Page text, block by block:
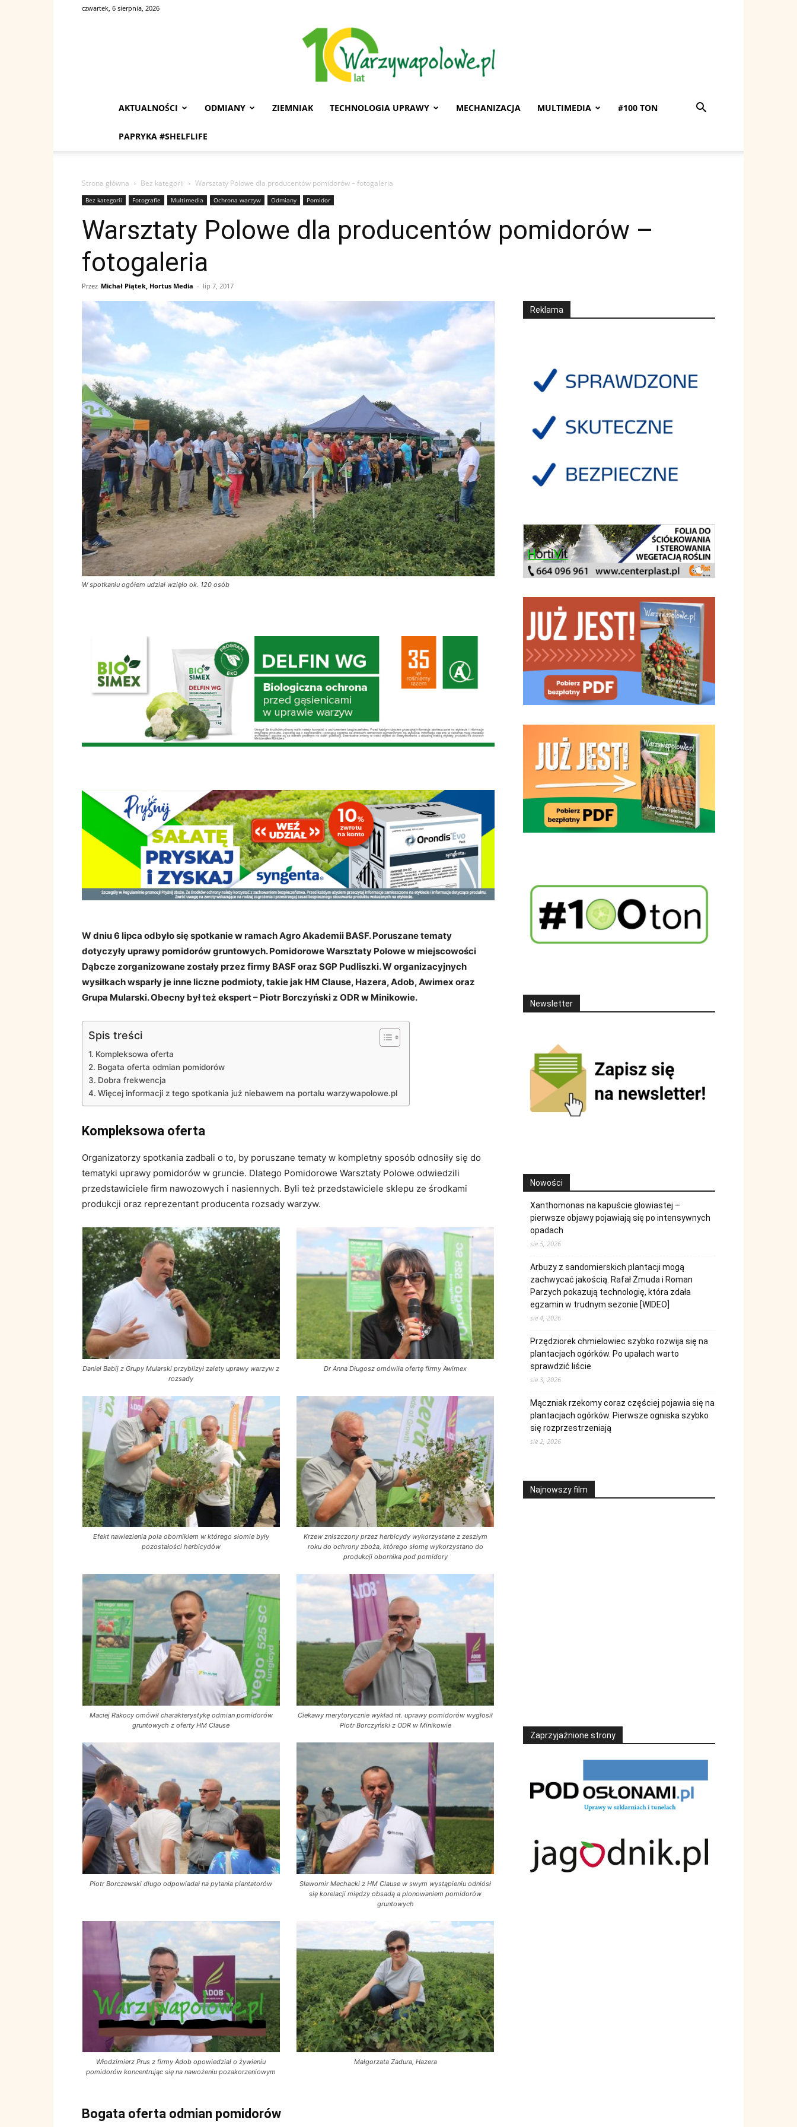
czwartek, 6 sierpnia, 2026
AKTUALNOŚCI ODMIANY ZIEMNIAK TECHNOLOGIA UPRAWY MECHANIZACJA MULTIMEDIA #100 TON
PAPRYKA #SHELFLIFE
Strona główna Bez kategorii Warsztaty Polowe dla producentów pomidorów – fotogaleria
Bez kategorii Fotografie Multimedia Ochrona warzyw Odmiany Pomidor
Warsztaty Polowe dla producentów pomidorów –
fotogaleria
Przez Michał Piątek, Hortus Media - lip 7, 2017
W spotkaniu ogółem udział wzięło ok. 120 osób
W dniu 6 lipca odbyło się spotkanie w ramach Agro Akademii BASF. Poruszane tematy
dotyczyły uprawy pomidorów gruntowych. Pomidorowe Warsztaty Polowe w miejscowości
Dąbcze zorganizowane zostały przez firmy BASF oraz SGP Pudliszki. W organizacyjnych
wysiłkach wsparły je inne liczne podmioty, takie jak HM Clause, Hazera, Adob, Awimex oraz
Grupa Mularski. Obecny był też ekspert – Piotr Borczyński z ODR w Minikowie.
Spis treści
Kompleksowa oferta
Bogata oferta odmian pomidorów
Dobra frekwencja
Więcej informacji z tego spotkania już niebawem na portalu warzywapolowe.pl
Kompleksowa oferta
Organizatorzy spotkania zadbali o to, by poruszane tematy w kompletny sposób odnosiły się do
tematyki uprawy pomidorów w gruncie. Dlatego Pomidorowe Warsztaty Polowe odwiedzili
przedstawiciele firm nawozowych i nasiennych. Byli też przedstawiciele sklepu ze środkami
produkcji oraz reprezentant producenta rozsady warzyw.
Daniel Babij z Grupy Mularski przyblizył zalety uprawy warzyw z
rozsady
Dr Anna Długosz omówiła ofertę firmy Awimex
Efekt nawiezienia pola obornikiem w którego słomie były
pozostałości herbicydów
Krzew zniszczony przez herbicydy wykorzystane z zeszłym
roku do ochrony zboża, którego słomę wykorzystano do
produkcji obornika pod pomidory
Maciej Rakocy omówił charakterystykę odmian pomidorów
gruntowych z oferty HM Clause
Ciekawy merytorycznie wykład nt. uprawy pomidorów wygłosił
Piotr Borczyński z ODR w Minikowie
Piotr Borczewski długo odpowiadał na pytania plantatorów
Sławomir Mechacki z HM Clause w swym wystąpieniu odniósł
się korelacji między obsadą a plonowaniem pomidorów
gruntowych
Włodzimierz Prus z firmy Adob opowiedzial o żywieniu
pomidorów koncentrując się na nawożeniu pozakorzeniowym
Małgorzata Zadura, Hazera
Bogata oferta odmian pomidorów
Reklama
Newsletter
Nowości
Xanthomonas na kapuście głowiastej –
pierwsze objawy pojawiają się po intensywnych
opadach
sie 5, 2026
Arbuzy z sandomierskich plantacji mogą
zachwycać jakością. Rafał Żmuda i Roman
Parzych pokazują technologię, która zdała
egzamin w trudnym sezonie [WIDEO]
sie 4, 2026
Przędziorek chmielowiec szybko rozwija się na
plantacjach ogórków. Po upałach warto
sprawdzić liście
sie 3, 2026
Mączniak rzekomy coraz częściej pojawia się na
plantacjach ogórków. Pierwsze ogniska szybko
się rozprzestrzeniają
sie 2, 2026
Najnowszy film
Zaprzyjaźnione strony